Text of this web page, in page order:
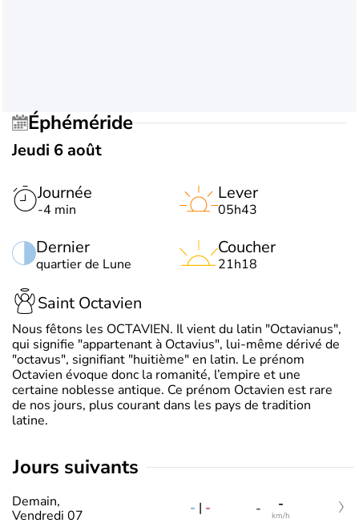
Éphéméride
Jeudi 6 août
Journée
-4 min
Dernier
quartier de Lune
Lever
05h43
Coucher
21h18
Saint Octavien
Nous fêtons les OCTAVIEN. Il vient du latin "Octavianus",
qui signifie "appartenant à Octavius", lui-même dérivé de
"octavus", signifiant "huitième" en latin. Le prénom
Octavien évoque donc la romanité, l’empire et une
certaine noblesse antique. Ce prénom Octavien est rare
de nos jours, plus courant dans les pays de tradition
latine.
jours suivants
Demain,
Vendredi 07
- | - - -
km/h